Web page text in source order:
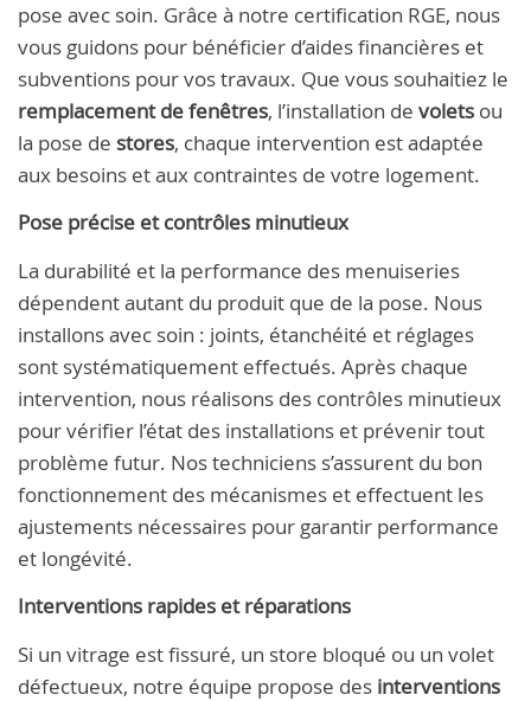
pose avec soin. Grâce à notre certification RGE, nous
vous guidons pour bénéficier d’aides financières et
subventions pour vos travaux. Que vous souhaitiez le
remplacement de fenêtres, l’installation de volets ou
la pose de stores, chaque intervention est adaptée
aux besoins et aux contraintes de votre logement.
Pose précise et contrôles minutieux
La durabilité et la performance des menuiseries
dépendent autant du produit que de la pose. Nous
installons avec soin : joints, étanchéité et réglages
sont systématiquement effectués. Après chaque
intervention, nous réalisons des contrôles minutieux
pour vérifier l’état des installations et prévenir tout
problème futur. Nos techniciens s’assurent du bon
fonctionnement des mécanismes et effectuent les
ajustements nécessaires pour garantir performance
et longévité.
Interventions rapides et réparations
Si un vitrage est fissuré, un store bloqué ou un volet
défectueux, notre équipe propose des interventions